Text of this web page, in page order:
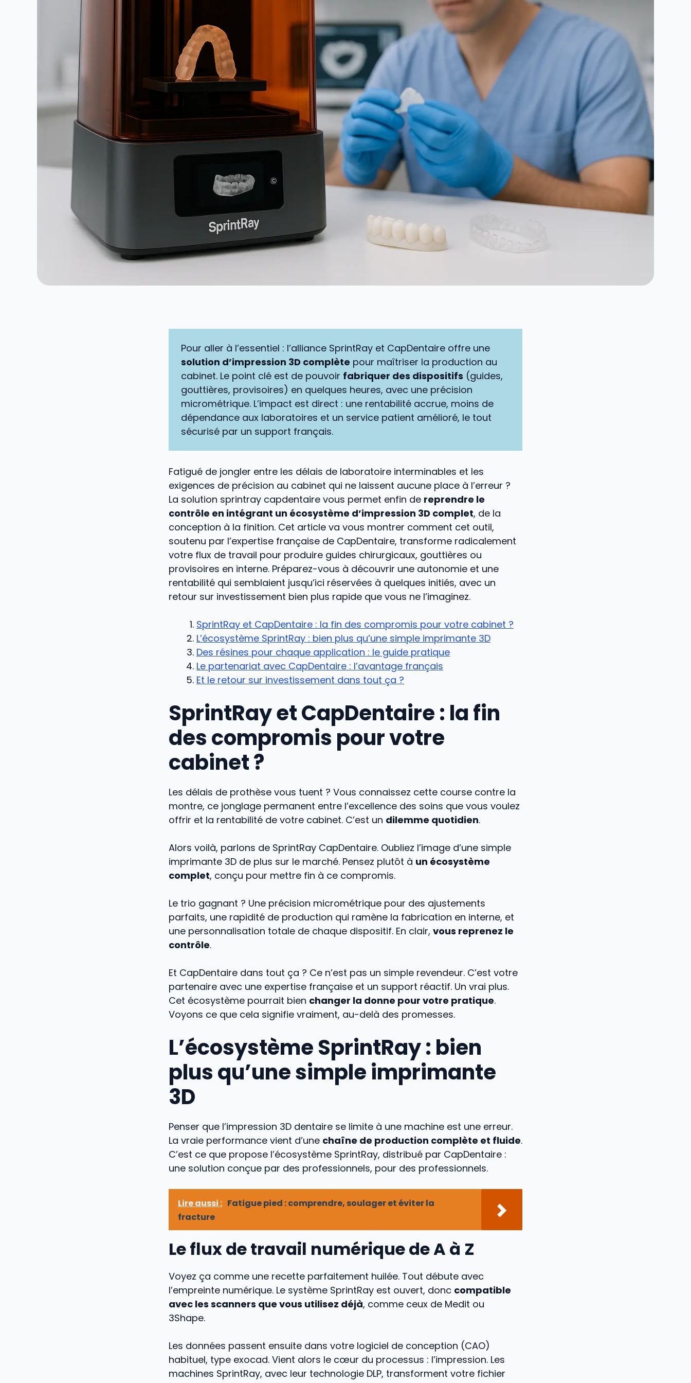
Pour aller à l’essentiel : l’alliance SprintRay et CapDentaire offre une
solution d’impression 3D complète pour maîtriser la production au
cabinet. Le point clé est de pouvoir fabriquer des dispositifs (guides,
gouttières, provisoires) en quelques heures, avec une précision
micrométrique. L’impact est direct : une rentabilité accrue, moins de
dépendance aux laboratoires et un service patient amélioré, le tout
sécurisé par un support français.
Fatigué de jongler entre les délais de laboratoire interminables et les
exigences de précision au cabinet qui ne laissent aucune place à l’erreur ?
La solution sprintray capdentaire vous permet enfin de reprendre le
contrôle en intégrant un écosystème d’impression 3D complet, de la
conception à la finition. Cet article va vous montrer comment cet outil,
soutenu par l’expertise française de CapDentaire, transforme radicalement
votre flux de travail pour produire guides chirurgicaux, gouttières ou
provisoires en interne. Préparez-vous à découvrir une autonomie et une
rentabilité qui semblaient jusqu’ici réservées à quelques initiés, avec un
retour sur investissement bien plus rapide que vous ne l’imaginez.
SprintRay et CapDentaire : la fin des compromis pour votre cabinet ?
L’écosystème SprintRay : bien plus qu’une simple imprimante 3D
Des résines pour chaque application : le guide pratique
Le partenariat avec CapDentaire : l’avantage français
Et le retour sur investissement dans tout ça ?
SprintRay et CapDentaire : la fin
des compromis pour votre
cabinet ?
Les délais de prothèse vous tuent ? Vous connaissez cette course contre la
montre, ce jonglage permanent entre l’excellence des soins que vous voulez
offrir et la rentabilité de votre cabinet. C’est un dilemme quotidien.
Alors voilà, parlons de SprintRay CapDentaire. Oubliez l’image d’une simple
imprimante 3D de plus sur le marché. Pensez plutôt à un écosystème
complet, conçu pour mettre fin à ce compromis.
Le trio gagnant ? Une précision micrométrique pour des ajustements
parfaits, une rapidité de production qui ramène la fabrication en interne, et
une personnalisation totale de chaque dispositif. En clair, vous reprenez le
contrôle.
Et CapDentaire dans tout ça ? Ce n’est pas un simple revendeur. C’est votre
partenaire avec une expertise française et un support réactif. Un vrai plus.
Cet écosystème pourrait bien changer la donne pour votre pratique.
Voyons ce que cela signifie vraiment, au-delà des promesses.
L’écosystème SprintRay : bien
plus qu’une simple imprimante
3D
Penser que l’impression 3D dentaire se limite à une machine est une erreur.
La vraie performance vient d’une chaîne de production complète et fluide.
C’est ce que propose l’écosystème SprintRay, distribué par CapDentaire :
une solution conçue par des professionnels, pour des professionnels.
Lire aussi : Fatigue pied : comprendre, soulager et éviter la
fracture
Le flux de travail numérique de A à Z
Voyez ça comme une recette parfaitement huilée. Tout débute avec
l’empreinte numérique. Le système SprintRay est ouvert, donc compatible
avec les scanners que vous utilisez déjà, comme ceux de Medit ou
3Shape.
Les données passent ensuite dans votre logiciel de conception (CAO)
habituel, type exocad. Vient alors le cœur du processus : l’impression. Les
machines SprintRay, avec leur technologie DLP, transforment votre fichier